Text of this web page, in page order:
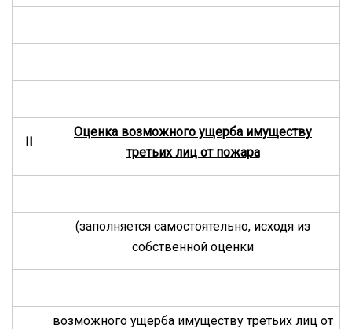
II
Оценка возможного ущерба имуществу
третьих лиц от пожара
(заполняется самостоятельно, исходя из
собственной оценки
возможного ущерба имуществу третьих лиц от